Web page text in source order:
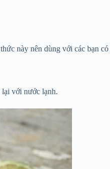
này nên dùng với các bạn có
lại với nước lạnh.